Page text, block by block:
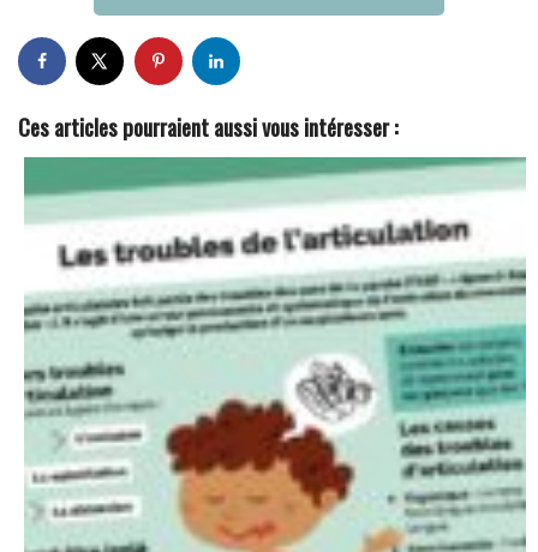
Ces articles pourraient aussi vous intéresser :